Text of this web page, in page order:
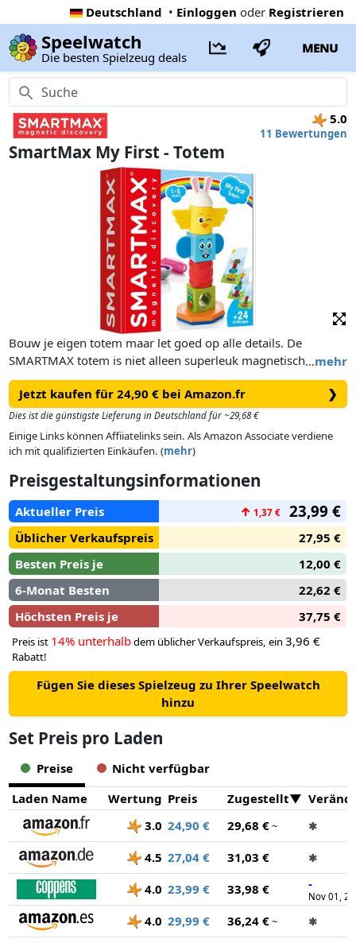
Deutschland • Einloggen oder Registrieren
Speelwatch
Die besten Spielzeug deals
MENU
5.0
11 Bewertungen
SmartMax My First - Totem
…mehr
Bouw je eigen totem maar let goed op alle details. De
SMARTMAX totem is niet alleen superleuk magnetisch
speelgoed bestaande uit 8 blokken met verschillende
vormen, geluiden en structuren maar bevat ook 24
opdrachten met de meest diverse totem-constructies.
Jetzt kaufen für 24,90 € bei Amazon.fr ❯
Dies ist die günstigste Lieferung in Deutschland für ~29,68 €
Einige Links können Affiiatelinks sein. Als Amazon Associate verdiene
ich mit qualifizierten Einkäufen. (mehr)
Preisgestaltungsinformationen
Aktueller Preis ↑ 1,37 € 23,99 €
Üblicher Verkaufspreis
27,95 €
Besten Preis je
12,00 €
6-Monat Besten
22,62 €
Höchsten Preis je
37,75 €
Preis ist 14% unterhalbdem üblicher Verkaufspreis, ein 3,96 €
Rabatt!
Fügen Sie dieses Spielzeug zu Ihrer Speelwatch
hinzu
Set Preis pro Laden
Preise
Nicht verfügbar
Laden Name
Wertung Preis Zugestellt
3.0 24,90 € 29,68 €~ ✱
4.5 27,04 € 31,03 € ✱
4.0 23,99 € 33,98 € -
Nov 01,
4.0 29,99 € 36,24 €~ ✱